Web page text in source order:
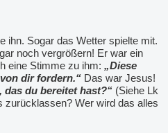
ihn. Sogar das Wetter spielte mit.
noch vergrößern! Er war ein
eine Stimme zu ihm: „Diese
dir fordern.“ Das war Jesus!
das du bereitet hast?“ (Siehe Lk
zurücklassen? Wer wird das alles